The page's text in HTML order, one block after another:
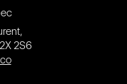
2S6